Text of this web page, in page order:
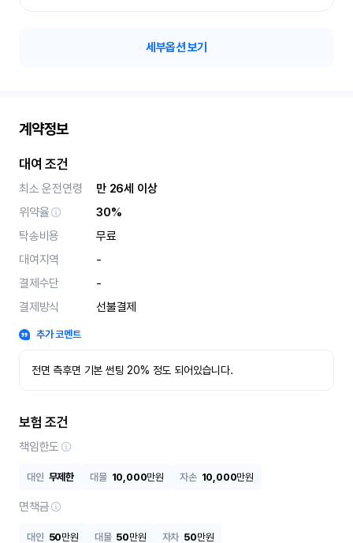
세부옵션 보기
계약정보
대여 조건
최소 운전연령
만 26세 이상
위약율
30%
탁송비용
무료
대여지역
-
결제수단
-
결제방식
선불결제
추가 코멘트
전면 측후면 기본 썬팅 20% 정도 되어있습니다.
보험 조건
책임한도
대인 무제한 대물 10,000만원 자손 10,000만원
면책금
대인 50만원 대물 50만원 자차 50만원